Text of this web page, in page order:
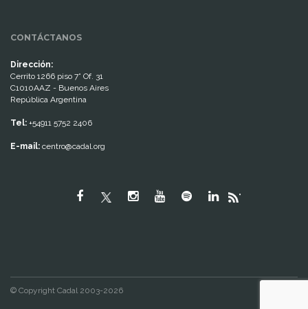
CONTÁCTANOS
Dirección:
Cerrito 1266 piso 7° Of. 31
C1010AAZ - Buenos Aires
República Argentina
Tel: +54911 5752 2406
E-mail: centro@cadal.org
"
© Copyright Cadal 2003-2026